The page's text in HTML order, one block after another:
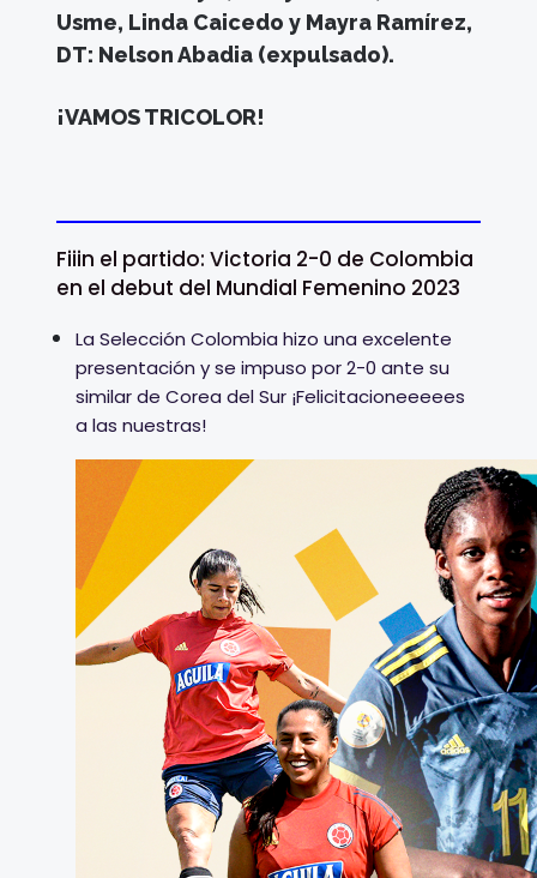
Usme, Linda Caicedo y Mayra Ramírez,
DT: Nelson Abadia (expulsado).
¡VAMOS TRICOLOR!
Fiiin el partido: Victoria 2-0 de Colombia
en el debut del Mundial Femenino 2023
La Selección Colombia hizo una excelente
presentación y se impuso por 2-0 ante su
similar de Corea del Sur ¡Felicitacioneeeees
a las nuestras!